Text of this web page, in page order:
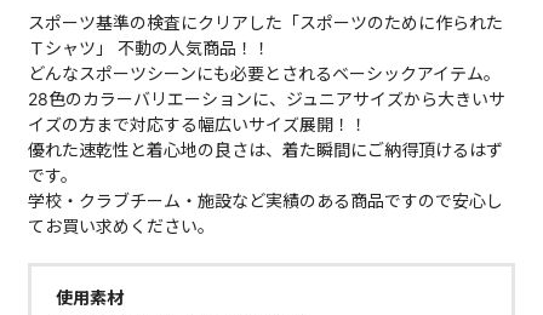
スポーツ基準の検査にクリアした「スポーツのために作られた
Ｔシャツ」 不動の人気商品！！
どんなスポーツシーンにも必要とされるベーシックアイテム。
28色のカラーバリエーションに、ジュニアサイズから大きいサ
イズの方まで対応する幅広いサイズ展開！！
優れた速乾性と着心地の良さは、着た瞬間にご納得頂けるはず
です。
学校・クラブチーム・施設など実績のある商品ですので安心し
てお買い求めください。
使用素材